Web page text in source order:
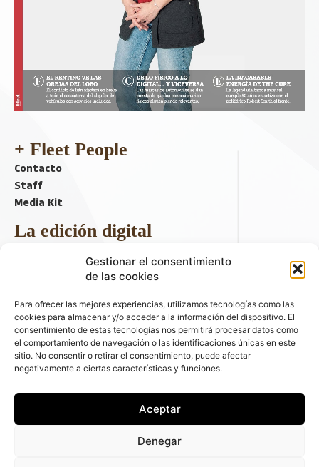
Gestionar el consentimiento
de las cookies
Para ofrecer las mejores experiencias, utilizamos tecnologías como las
cookies para almacenar y/o acceder a la información del dispositivo. El
consentimiento de estas tecnologías nos permitirá procesar datos como
el comportamiento de navegación o las identificaciones únicas en este
sitio. No consentir o retirar el consentimiento, puede afectar
negativamente a ciertas características y funciones.
Aceptar
Denegar
+ Fleet People
Contacto
Staff
Media Kit
La edición digital
Descargar último ejemplar
ir a hemeroteca
+ Contenido en redes sociales
automóviles - C/ Fernández de la Hoz 70, 1ºB - 28003 - Madrid